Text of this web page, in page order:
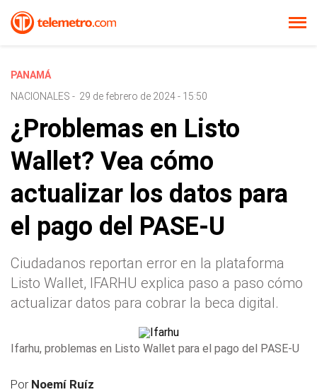
PANAMÁ
NACIONALES - 29 de febrero de 2024 - 15:50
¿Problemas en Listo
Wallet? Vea cómo
actualizar los datos para
el pago del PASE-U
Ciudadanos reportan error en la plataforma
Listo Wallet, IFARHU explica paso a paso cómo
actualizar datos para cobrar la beca digital.
Ifarhu, problemas en Listo Wallet para el pago del PASE-U
Por Noemí Ruíz